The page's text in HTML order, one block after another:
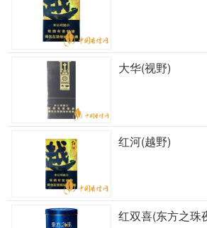
大华(视野)
红河(越野)
红双喜(东方之珠